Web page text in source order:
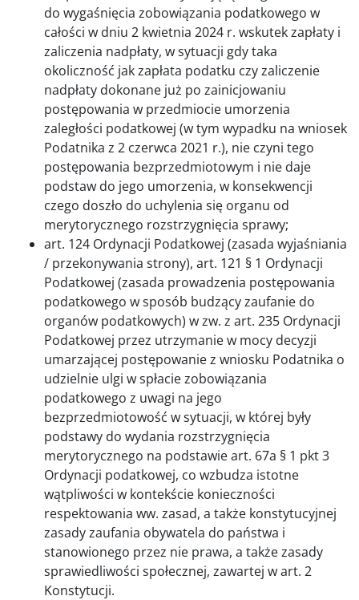
do wygaśnięcia zobowiązania podatkowego w
całości w dniu 2 kwietnia 2024 r. wskutek zapłaty i
zaliczenia nadpłaty, w sytuacji gdy taka
okoliczność jak zapłata podatku czy zaliczenie
nadpłaty dokonane już po zainicjowaniu
postępowania w przedmiocie umorzenia
zaległości podatkowej (w tym wypadku na wniosek
Podatnika z 2 czerwca 2021 r.), nie czyni tego
postępowania bezprzedmiotowym i nie daje
podstaw do jego umorzenia, w konsekwencji
czego doszło do uchylenia się organu od
merytorycznego rozstrzygnięcia sprawy;
art. 124 Ordynacji Podatkowej (zasada wyjaśniania
/ przekonywania strony), art. 121 § 1 Ordynacji
Podatkowej (zasada prowadzenia postępowania
podatkowego w sposób budzący zaufanie do
organów podatkowych) w zw. z art. 235 Ordynacji
Podatkowej przez utrzymanie w mocy decyzji
umarzającej postępowanie z wniosku Podatnika o
udzielnie ulgi w spłacie zobowiązania
podatkowego z uwagi na jego
bezprzedmiotowość w sytuacji, w której były
podstawy do wydania rozstrzygnięcia
merytorycznego na podstawie art. 67a § 1 pkt 3
Ordynacji podatkowej, co wzbudza istotne
wątpliwości w kontekście konieczności
respektowania ww. zasad, a także konstytucyjnej
zasady zaufania obywatela do państwa i
stanowionego przez nie prawa, a także zasady
sprawiedliwości społecznej, zawartej w art. 2
Konstytucji.